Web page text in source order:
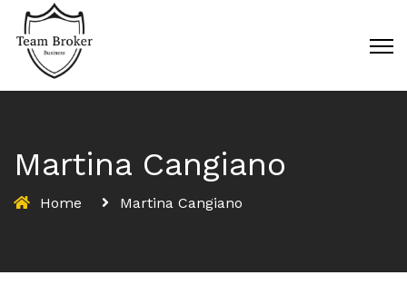
Martina Cangiano
Home Martina Cangiano